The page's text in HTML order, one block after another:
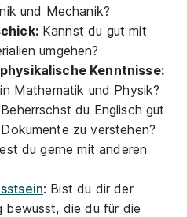
und Mechanik?
Kannst du gut mit
umgehen?
Kenntnisse:
Mathematik und Physik?
Beherrschst du Englisch gut
zu verstehen?
du gerne mit anderen
: Bist du dir der
bewusst, die du für die